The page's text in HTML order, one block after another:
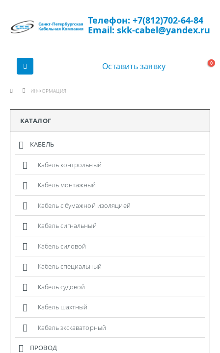
Телефон: +7(812)702-64-84
Email: skk-cabel@yandex.ru
Оставить заявку 0
ИНФОРМАЦИЯ
КАТАЛОГ
КАБЕЛЬ
Кабель контрольный
Кабель монтажный
Кабель с бумажной изоляцией
Кабель сигнальный
Кабель силовой
Кабель специальный
Кабель судовой
Кабель шахтный
Кабель экскаваторный
ПРОВОД